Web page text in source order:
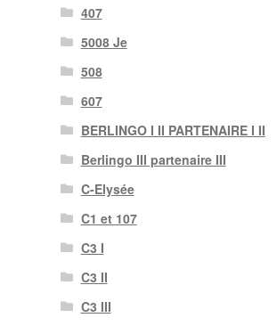
407
5008 Je
508
607
BERLINGO I II PARTENAIRE I II
Berlingo III partenaire III
C-Elysée
C1 et 107
C3 I
C3 II
C3 III